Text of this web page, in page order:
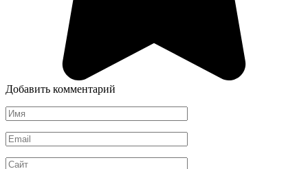
Добавить комментарий
Имя
*
Email
*
Сайт